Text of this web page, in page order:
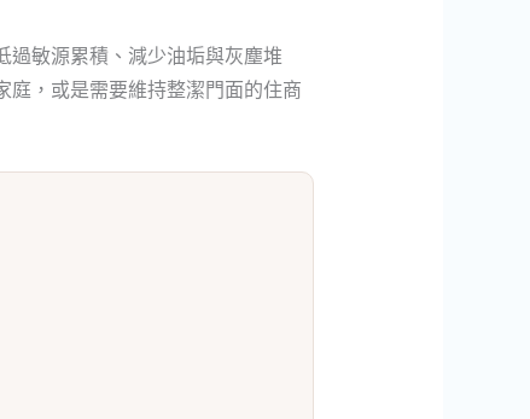
過敏源累積、減少油垢與灰塵堆
，或是需要維持整潔門面的住商